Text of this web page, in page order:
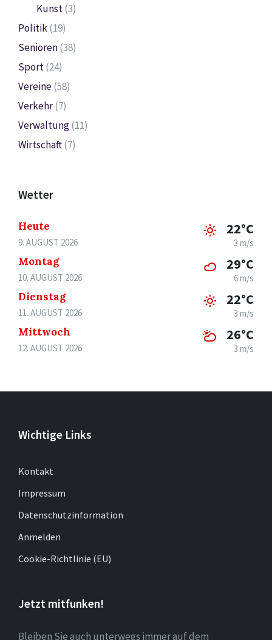
Kunst(3)
Politik(19)
Senioren(38)
Sport(24)
Vereine(58)
Verkehr(7)
Verwaltung(11)
Wirtschaft(7)
Wetter
Heute
9. AUGUST 2026
22°C
3 m/s
Montag
10. AUGUST 2026
29°C
6 m/s
Dienstag
11. AUGUST 2026
22°C
3 m/s
Mittwoch
12. AUGUST 2026
26°C
3 m/s
Wichtige Links
Kontakt
Impressum
Datenschutzinformation
Anmelden
Cookie-Richtlinie (EU)
Jetzt mitfunken!
Bleiben Sie auch unterwegs immer auf dem